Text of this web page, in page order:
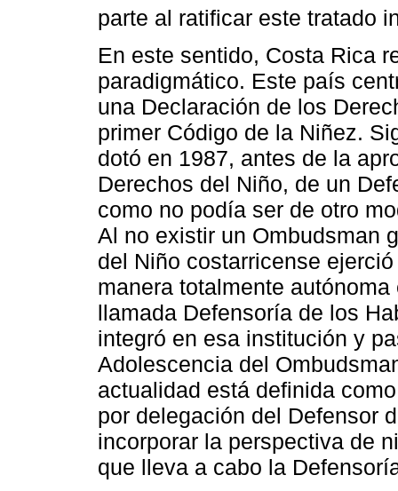
parte al ratificar este tratado
En este sentido, Costa Rica
paradigmático. Este país
una Declaración de los
primer Código de la Niñez.
dotó en 1987, antes de la
Derechos del Niño, de un
como no podía ser de otro
Al no existir un Ombudsman
del Niño costarricense
manera totalmente
llamada Defensoría de los
integró en esa institución y
Adolescencia del
actualidad está definida
por delegación del Defensor
incorporar la perspectiva de
que lleva a cabo la